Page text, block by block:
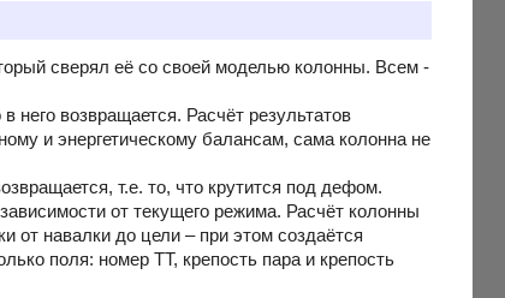
сверял её со своей моделью колонны. Всем -
него возвращается. Расчёт результатов
и энергетическому балансам, сама колонна не
т.е. то, что крутится под дефом.
от текущего режима. Расчёт колонны
от навалки до цели – при этом создаётся
поля: номер ТТ, крепость пара и крепость